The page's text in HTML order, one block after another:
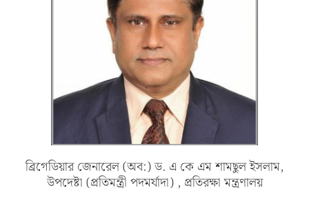
ব্রিগেডিয়ার জেনারেল (অব:) ড. এ কে এম শামছুল ইসলাম,
উপদেষ্টা (প্রতিমন্ত্রী পদমর্যাদা) , প্রতিরক্ষা মন্ত্রণালয়